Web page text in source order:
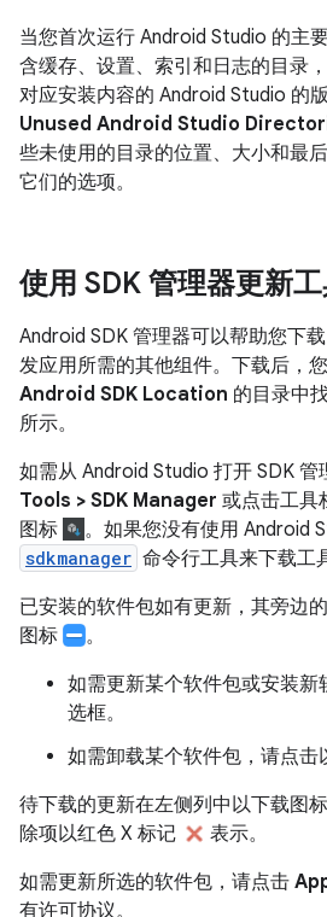
当您首次运行 Android Studio 的主
含缓存、设置、索引和日志的目录
对应安装内容的 Android Studio 的
Unused Android Studio
些未使用的目录的位置、大小和最
它们的选项。
使用 SDK 管理器更新
Android SDK 管理器可以帮助您下
发应用所需的其他组件。下载后，
Android SDK Location 的目录中
所示。
如需从 Android Studio 打开 SDK
Tools > SDK Manager 或点击工具
图标
。如果您没有使用 Android
sdkmanager 命令行工具来下载工
已安装的软件包如有更新，其旁边
图标
。
如需更新某个软件包或安装新
选框。
如需卸载某个软件包，请点击
待下载的更新在左侧列中以下载图标
除项以红色 X 标记
表示。
如需更新所选的软件包，请点击
有许可协议。